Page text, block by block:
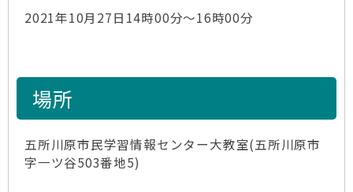
2021年10月27日14時00分～16時00分
場所
五所川原市民学習情報センター大教室(五所川原市
字一ツ谷503番地5)